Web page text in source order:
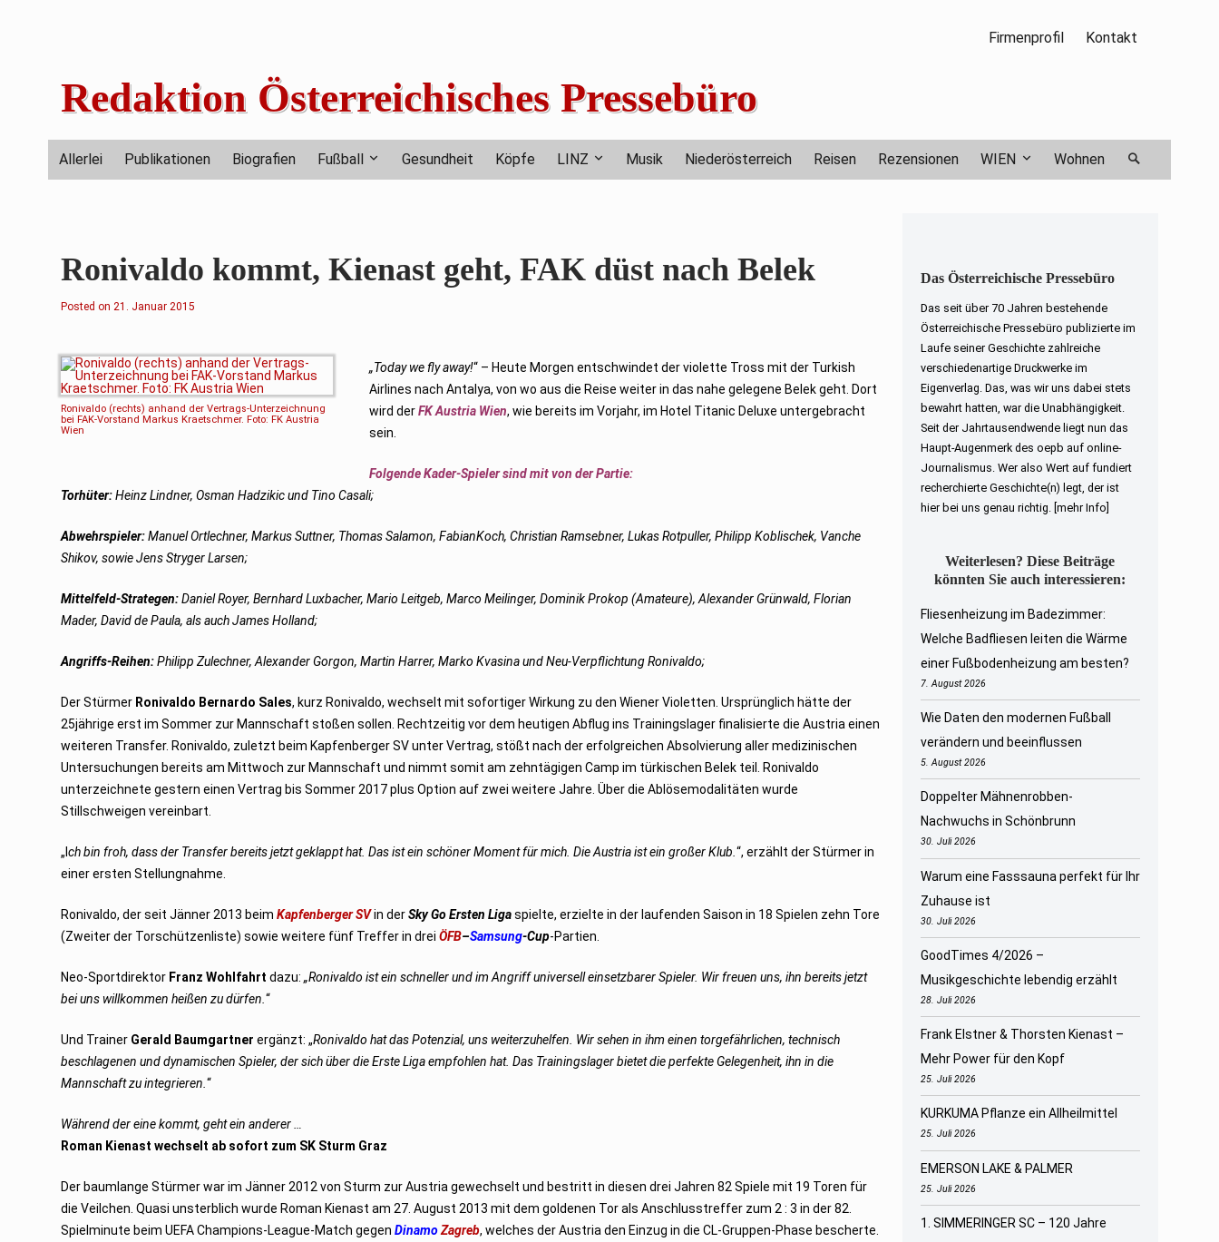
Firmenprofil Kontakt
Redaktion Österreichisches Pressebüro
Allerlei Publikationen Biografien Fußball Gesundheit Köpfe LINZ Musik Niederösterreich Reisen Rezensionen WIEN Wohnen
Ronivaldo kommt, Kienast geht, FAK düst nach Belek
Posted on 2
a
n
u
a
r
2
0
21. Januar 2015
Ronivaldo (rechts) anhand der Vertrags-Unterzeichnung
bei FAK-Vorstand Markus Kraetschmer. Foto: FK Austria
Wien
„Today we fly away!“ – Heute Morgen entschwindet der violette Tross mit der Turkish
Airlines nach Antalya, von wo aus die Reise weiter in das nahe gelegene Belek geht. Dort
wird derFK Austria Wien, wie bereits im Vorjahr, im Hotel Titanic Deluxe untergebracht
sein.
Folgende Kader-Spieler sind mit von der Partie:
Torhüter:Heinz Lindner, Osman Hadzikic und Tino Casali;
Abwehrspieler:Manuel Ortlechner, Markus Suttner, Thomas Salamon, FabianKoch, Christian Ramsebner, Lukas Rotpuller, Philipp Koblischek, Vanche
Shikov, sowie Jens Stryger Larsen;
Mittelfeld-Strategen:Daniel Royer, Bernhard Luxbacher, Mario Leitgeb, Marco Meilinger, Dominik Prokop (Amateure), Alexander Grünwald, Florian
Mader, David de Paula, als auch James Holland;
Angriffs-Reihen:Philipp Zulechner, Alexander Gorgon, Martin Harrer, Marko Kvasina und Neu-Verpflichtung Ronivaldo;
Der Stürmer Ronivaldo Bernardo Sales, kurz Ronivaldo, wechselt mit sofortiger Wirkung zu den Wiener Violetten. Ursprünglich hätte der
25jährige erst im Sommer zur Mannschaft stoßen sollen. Rechtzeitig vor dem heutigen Abflug ins Trainingslager finalisierte die Austria einen
weiteren Transfer. Ronivaldo, zuletzt beim Kapfenberger SV unter Vertrag, stößt nach der erfolgreichen Absolvierung aller medizinischen
Untersuchungen bereits am Mittwoch zur Mannschaft und nimmt somit am zehntägigen Camp im türkischen Belek teil. Ronivaldo
unterzeichnete gestern einen Vertrag bis Sommer 2017 plus Option auf zwei weitere Jahre. Über die Ablösemodalitäten wurde
Stillschweigen vereinbart.
„Ich bin froh, dass der Transfer bereits jetzt geklappt hat. Das ist ein schöner Moment für mich. Die Austria ist ein großer Klub.“, erzählt der Stürmer in
einer ersten Stellungnahme.
Ronivaldo, der seit Jänner 2013 beimKapfenberger SVin derSky Go Ersten Ligaspielte, erzielte in der laufenden Saison in 18 Spielen zehn Tore
(Zweiter der Torschützenliste) sowie weitere fünf Treffer in dreiÖFB–Samsung-Cup-Partien.
Neo-Sportdirektor Franz Wohlfahrt dazu:„Ronivaldo ist ein schneller und im Angriff universell einsetzbarer Spieler. Wir freuen uns, ihn bereits jetzt
bei uns willkommen heißen zu dürfen.“
Und Trainer Gerald Baumgartner ergänzt: „Ronivaldo hat das Potenzial, uns weiterzuhelfen. Wir sehen in ihm einen torgefährlichen, technisch
beschlagenen und dynamischen Spieler, der sich über die Erste Liga empfohlen hat. Das Trainingslager bietet die perfekte Gelegenheit, ihn in die
Mannschaft zu integrieren.“
Während der eine kommt, geht ein anderer …
Roman Kienast wechselt ab sofort zum SK Sturm Graz
Der baumlange Stürmer war im Jänner 2012 von Sturm zur Austria gewechselt und bestritt in diesen drei Jahren 82 Spiele mit 19 Toren für
die Veilchen. Quasi unsterblich wurde Roman Kienast am 27. August 2013 mit dem goldenen Tor als Anschlusstreffer zum 2 : 3 in der 82.
Spielminute beim UEFA Champions-League-Match gegenDinamoZagreb, welches der Austria den Einzug in die CL-Gruppen-Phase bescherte.
Das Österreichische Pressebüro
Das seit über 70 Jahren bestehende
Österreichische Pressebüro publizierte im
Laufe seiner Geschichte zahlreiche
verschiedenartige Druckwerke im
Eigenverlag. Das, was wir uns dabei stets
bewahrt hatten, war die Unabhängigkeit.
Seit der Jahrtausendwende liegt nun das
Haupt-Augenmerk des oepb auf online-
Journalismus. Wer also Wert auf fundiert
recherchierte Geschichte(n) legt, der ist
hier bei uns genau richtig. [mehr Info]
Weiterlesen? Diese Beiträge
könnten Sie auch interessieren:
Fliesenheizung im Badezimmer:
Welche Badfliesen leiten die Wärme
einer Fußbodenheizung am besten?
7. August 2026
Wie Daten den modernen Fußball
verändern und beeinflussen
5. August 2026
Doppelter Mähnenrobben-
Nachwuchs in Schönbrunn
30. Juli 2026
Warum eine Fasssauna perfekt für Ihr
Zuhause ist
30. Juli 2026
GoodTimes 4/2026 –
Musikgeschichte lebendig erzählt
28. Juli 2026
Frank Elstner & Thorsten Kienast –
Mehr Power für den Kopf
25. Juli 2026
KURKUMA Pflanze ein Allheilmittel
25. Juli 2026
EMERSON LAKE & PALMER
25. Juli 2026
1. SIMMERINGER SC – 120 Jahre